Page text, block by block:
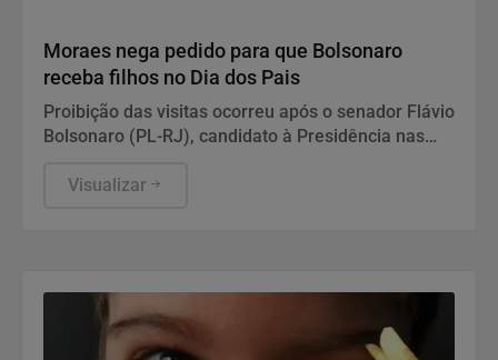
Moraes nega pedido para que Bolsonaro
receba filhos no Dia dos Pais
Proibição das visitas ocorreu após o senador Flávio
Bolsonaro (PL-RJ), candidato à Presidência nas
uma carta manuscrita assinada pelo pai.
Visualizar